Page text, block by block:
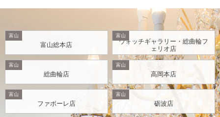
富山
富山総本店
富山
ウォッチギャラリー・総曲輪フ
ェリオ店
富山
総曲輪店
富山
高岡本店
富山
ファボーレ店
富山
砺波店